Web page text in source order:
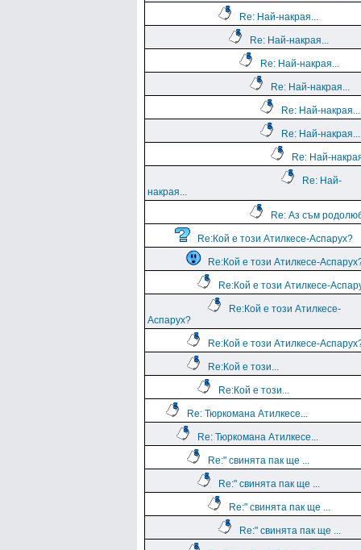
Re: Най-накрая...
Re: Най-накрая...
Re: Най-накрая...
Re: Най-накрая...
Re: Най-накрая...
Re: Най-накрая...
Re: Най-
Re: Най-
накрая...
Re: Аз съм
Re:Кой е този Атилкесе-Аспарух?
Re:Кой е този Атилкесе-
Re:Кой е този Атилкесе-
Re:Кой е този Атилкесе-
Аспарух?
Re:Кой е този Атилкесе-
Re:Кой е този...
Re:Кой е този...
Re: Тюркомана Атилкесе...
Re: Тюркомана Атилкесе...
Re:" свинята пак ще ...
Re:" свинята пак ще ...
Re:" свинята пак ще ...
Re:" свинята пак ще ...